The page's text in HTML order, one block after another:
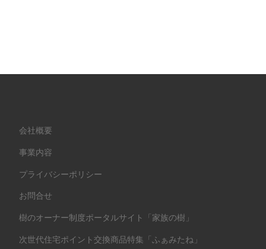
会社概要
事業内容
プライバシーポリシー
お問合せ
樹のオーナー制度ポータルサイト「家族の樹」
次世代住宅ポイント交換商品特集「ふぁみたね」